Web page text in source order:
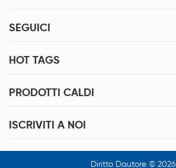
SEGUICI
HOT TAGS
PRODOTTI CALDI
ISCRIVITI A NOI
Diritto Dautore © 2026